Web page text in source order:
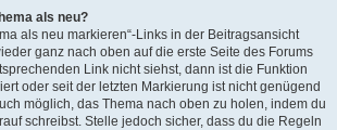
als neu?
als neu markieren“-Links in der Beitragsansicht
ganz nach oben auf die erste Seite des Forums
Link nicht siehst, dann ist die Funktion
oder seit der letzten Markierung ist nicht genügend
möglich, das Thema nach oben zu holen, indem du
schreibst. Stelle jedoch sicher, dass du die Regeln